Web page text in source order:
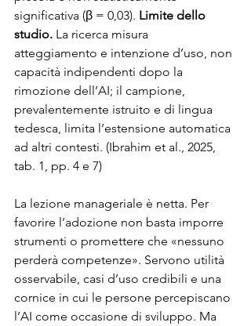
significativa (β = 0,03). Limite dello
studio. La ricerca misura
atteggiamento e intenzione d’uso, non
capacità indipendenti dopo la
rimozione dell’AI; il campione,
prevalentemente istruito e di lingua
tedesca, limita l’estensione automatica
ad altri contesti. (Ibrahim et al., 2025,
tab. 1, pp. 4 e 7)
La lezione manageriale è netta. Per
favorire l’adozione non basta imporre
strumenti o promettere che «nessuno
perderà competenze». Servono utilità
osservabile, casi d’uso credibili e una
cornice in cui le persone percepiscano
l’AI come occasione di sviluppo. Ma